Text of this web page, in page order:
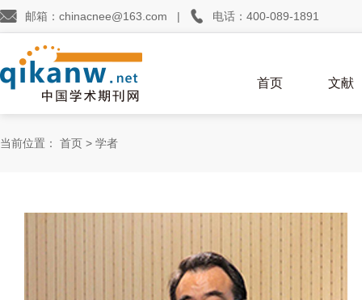
 邮箱：chinacnee@163.com |  电话：400-089-1891
首页 文献
当前位置： 首页 > 学者